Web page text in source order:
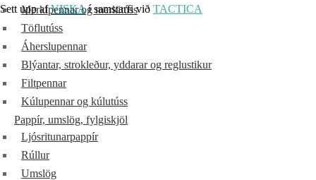
Merkipennar og merkitúss
Töflutúss
Áherslupennar
Blýantar, strokleður, yddarar og reglustikur
Filtpennar
Kúlupennar og kúlutúss
Pappír, umslög, fylgiskjöl
Ljósritunarpappír
Rúllur
Umslög
Sett upp afVISKAí samstarfi við TACTICA